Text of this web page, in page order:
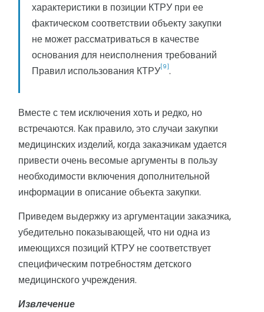
характеристики в позиции КТРУ при ее
фактическом соответствии объекту закупки
не может рассматриваться в качестве
основания для неисполнения требований
Правил использования КТРУ[9].
Вместе с тем исключения хоть и редко, но
встречаются. Как правило, это случаи закупки
медицинских изделий, когда заказчикам удается
привести очень весомые аргументы в пользу
необходимости включения дополнительной
информации в описание объекта закупки.
Приведем выдержку из аргументации заказчика,
убедительно показывающей, что ни одна из
имеющихся позиций КТРУ не соответствует
специфическим потребностям детского
медицинского учреждения.
Извлечение